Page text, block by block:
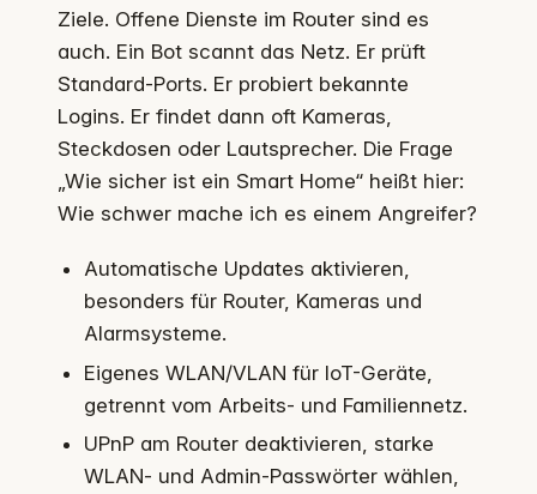
Ziele. Offene Dienste im Router sind es
auch. Ein Bot scannt das Netz. Er prüft
Standard-Ports. Er probiert bekannte
Logins. Er findet dann oft Kameras,
Steckdosen oder Lautsprecher. Die Frage
„Wie sicher ist ein Smart Home“ heißt hier:
Wie schwer mache ich es einem Angreifer?
Automatische Updates aktivieren,
besonders für Router, Kameras und
Alarmsysteme.
Eigenes WLAN/VLAN für IoT-Geräte,
getrennt vom Arbeits- und Familiennetz.
UPnP am Router deaktivieren, starke
WLAN- und Admin-Passwörter wählen,